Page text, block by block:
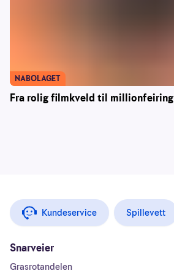
Fra rolig filmkveld til millionfeiring
NABOLAGET
Kundeservice Spillevett
Snarveier
Grasrotandelen